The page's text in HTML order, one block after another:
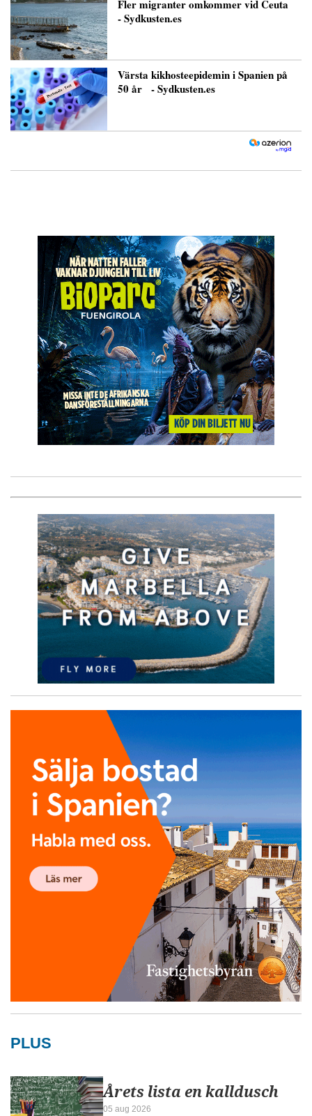
PLUS
Årets lista en kalldusch
05 aug 2026